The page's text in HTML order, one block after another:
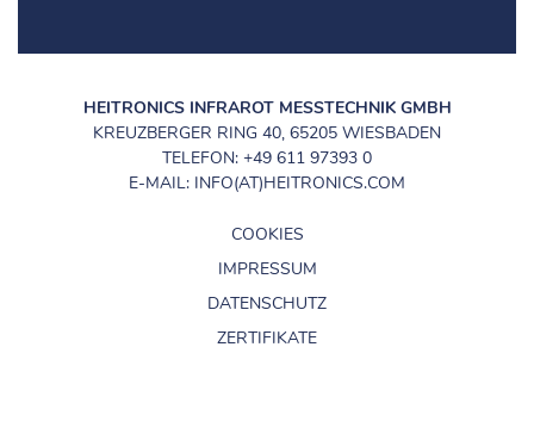
HEITRONICS INFRAROT MESSTECHNIK GMBH
KREUZBERGER RING 40, 65205 WIESBADEN
TELEFON: +49 611 97393 0
E-MAIL: INFO(AT)HEITRONICS.COM
COOKIES
IMPRESSUM
DATENSCHUTZ
ZERTIFIKATE